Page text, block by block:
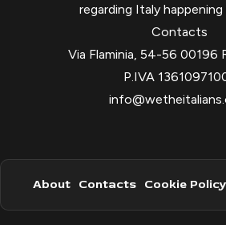
regarding Italy happening
Contacts
Via Flaminia, 54-56 00196
P.IVA
About Contacts Cookie Policy